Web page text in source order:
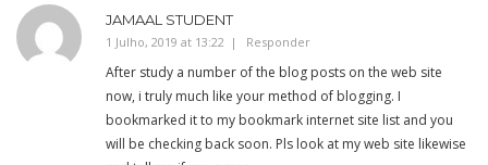
JAMAAL STUDENT
1 Julho, 2019 at 13:22 Responder
After study a number of the blog posts on the web site
now, i truly much like your method of blogging. I
bookmarked it to my bookmark internet site list and you
will be checking back soon. Pls look at my web site likewise